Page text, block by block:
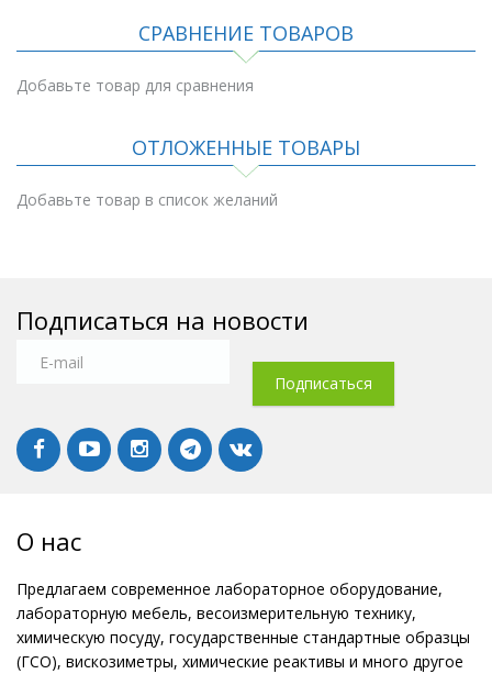
СРАВНЕНИЕ ТОВАРОВ
Добавьте товар для сравнения
ОТЛОЖЕННЫЕ ТОВАРЫ
Добавьте товар в список желаний
Подписаться на новости
О нас
Предлагаем современное лабораторное оборудование,
лабораторную мебель, весоизмерительную технику,
химическую посуду, государственные стандартные образцы
(ГСО), вискозиметры, химические реактивы и много другое